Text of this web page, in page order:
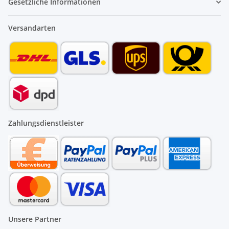
Versandarten
Zahlungsdienstleister
Unsere Partner